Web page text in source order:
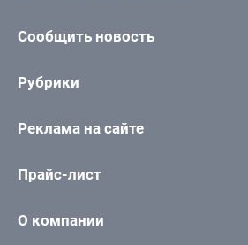
Сообщить новость
Рубрики
Реклама на сайте
Прайс-лист
О компании